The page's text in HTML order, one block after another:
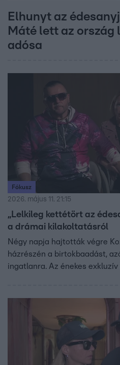
Elhunyt az
Máté lett az
adósa
Fókusz
2026. május 11. 21:15
„Lelkileg kettétört az
a drámai kilakoltatásról
Négy napja hajtották végre
házrészén a birtokbaadást,
ingatlanra. Az énekes